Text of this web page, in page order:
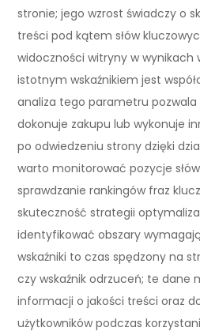
stronie; jego wzrost świadczy o
treści pod kątem słów
widoczności witryny w wynikach
istotnym wskaźnikiem jest
analiza tego parametru pozwala
dokonuje zakupu lub wykonuje
po odwiedzeniu strony dzięki
warto monitorować pozycje
sprawdzanie rankingów fraz
skuteczność strategii
identyfikować obszary
wskaźniki to czas spędzony na
czy wskaźnik odrzuceń; te dane
informacji o jakości treści oraz
użytkowników podczas